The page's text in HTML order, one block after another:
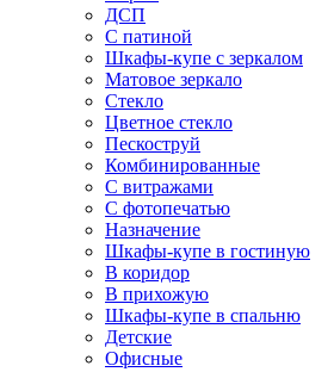
ДСП
С патиной
Шкафы-купе с зеркалом
Матовое зеркало
Стекло
Цветное стекло
Пескоструй
Комбинированные
С витражами
С фотопечатью
Назначение
Шкафы-купе в гостиную
В коридор
В прихожую
Шкафы-купе в спальню
Детские
Офисные